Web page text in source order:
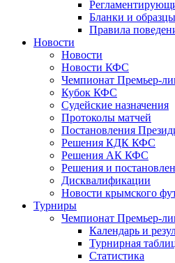
Бланки и
Правила
Новости
Новости
Новости КФС
Чемпионат Премьер-
Кубок КФС
Судейские назначения
Протоколы матчей
Постановления
Решения КДК КФС
Решения АК КФС
Решения и
Дисквалификации
Новости крымского
Турниры
Чемпионат Премьер-
Календарь и
Турнирная
Статистика